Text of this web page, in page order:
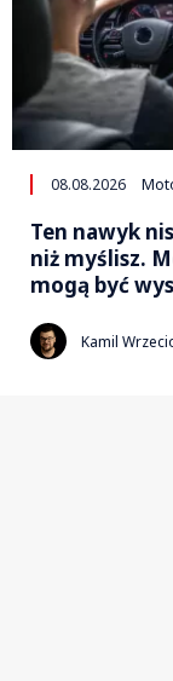
08.08.2026
Ten nawyk
niż myślisz.
mogą być
Kamil